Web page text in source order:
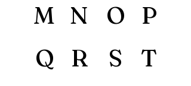
M
Q
N
R
O
S
P
T